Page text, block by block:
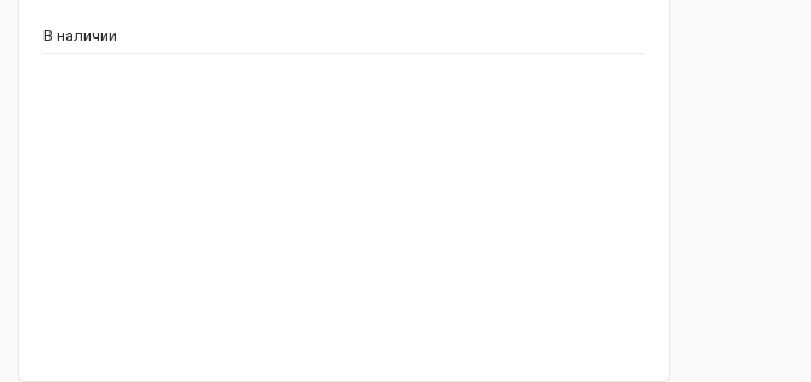
В наличии